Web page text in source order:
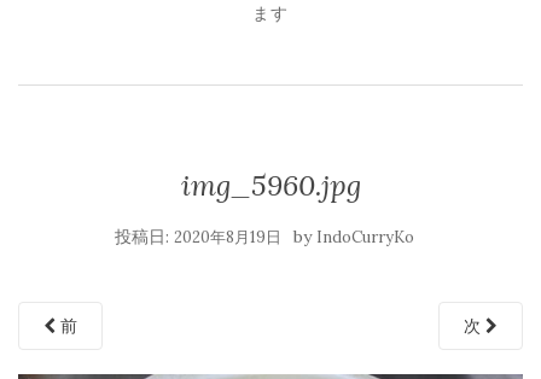
ます
img_5960.jpg
投稿日: 2020年8月19日 by IndoCurryKo
前 次